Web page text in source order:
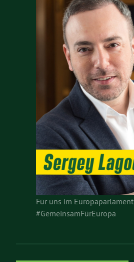
Für uns im Europaparlament
#GemeinsamFürEuropa